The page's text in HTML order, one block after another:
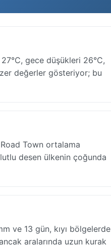
gece düşükleri 26°C,
değerler gösteriyor; bu
Road Town ortalama
desen ülkenin çoğunda
ve 13 gün, kıyı bölgelerde
aralarında uzun kurak